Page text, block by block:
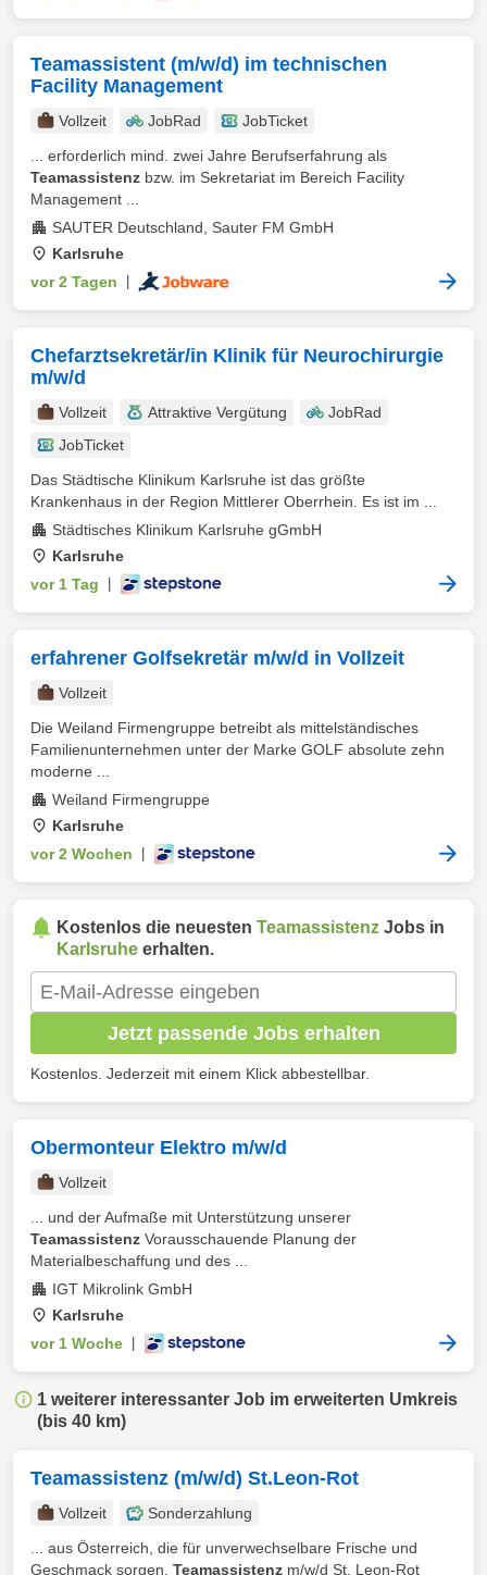
Teamassistent (m/w/d) im technischen
Facility Management
Vollzeit JobRad
JobTicket
... erforderlich mind. zwei Jahre Berufserfahrung als
Teamassistenz bzw. im Sekretariat im Bereich Facility
Management ...
SAUTER Deutschland, Sauter FM GmbH
Karlsruhe
vor 2 Tagen
Chefarztsekretär/in Klinik für Neurochirurgie
m/w/d
Vollzeit Attraktive Vergütung
JobRad
JobTicket
Das Städtische Klinikum Karlsruhe ist das größte
Krankenhaus in der Region Mittlerer Oberrhein. Es ist im ...
Städtisches Klinikum Karlsruhe gGmbH
Karlsruhe
vor 1 Tag
erfahrener Golfsekretär m/w/d in Vollzeit
Vollzeit
Die Weiland Firmengruppe betreibt als mittelständisches
Familienunternehmen unter der Marke GOLF absolute zehn
moderne ...
Weiland Firmengruppe
Karlsruhe
vor 2 Wochen
Kostenlos die neuesten Teamassistenz Jobs in
Karlsruhe erhalten.
Jetzt passende Jobs erhalten
Kostenlos. Jederzeit mit einem Klick abbestellbar.
Obermonteur Elektro m/w/d
Vollzeit
... und der Aufmaße mit Unterstützung unserer
Teamassistenz Vorausschauende Planung der
Materialbeschaffung und des ...
IGT Mikrolink GmbH
Karlsruhe
vor 1 Woche
1 weiterer interessanter Job im erweiterten Umkreis
(bis 40 km)
Teamassistenz (m/w/d) St.Leon-Rot
Vollzeit
Sonderzahlung
... aus Österreich, die für unverwechselbare Frische und
Geschmack sorgen. Teamassistenz m/w/d St. Leon-Rot